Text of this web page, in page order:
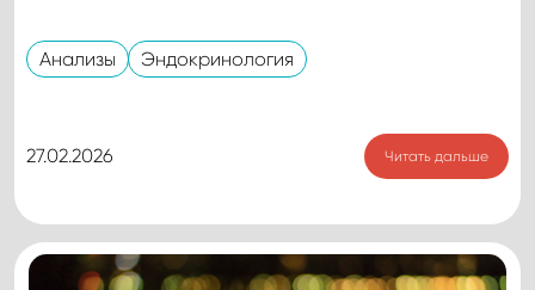
Анализы Эндокринология
27.02.2026 Читать дальше